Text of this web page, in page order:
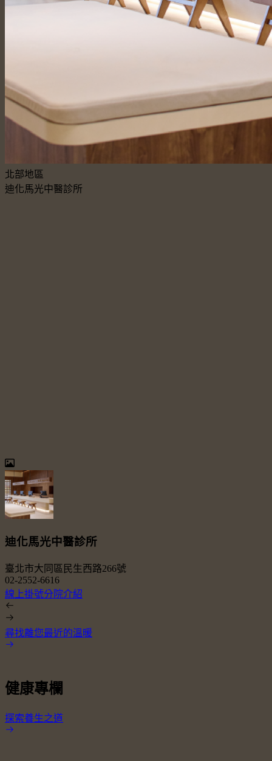
北部地區
迪化馬光中醫診所
迪化馬光中醫診所
臺北市大同區民生西路266號
02-2552-6616
線上掛號分院介紹
尋找離您最近的溫暖
健康專欄
探索養生之道